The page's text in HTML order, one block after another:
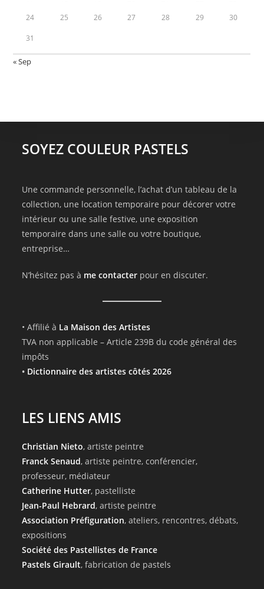
24 25 26 27 28 29 30
31
« Sep
SOYEZ COULEUR PASTELS
Une commande personnelle, l’achat d’un tableau de la
collection, une location temporaire pour décorer votre
intérieur ou une salle festive, une exposition
temporaire dans une salle ou votre boutique,
entreprise…
N’hésitez pas à me contacter pour en discuter.
• Affilié à La Maison des Artistes
TVA non applicable – Article 239B du code général des
impôts
• Dictionnaire des artistes côtés 2026
LES LIENS AMIS
Christian Nieto, artiste peintre
Franck Senaud, artiste peintre, conférencier,
professeur, médiateur
Catherine Hutter, pastelliste
Jean-Paul Hebrard, artiste peintre
Association Préfiguration, ateliers, rencontres, débats,
expositions
Société des Pastellistes de France
Pastels Girault, fabrication de pastels